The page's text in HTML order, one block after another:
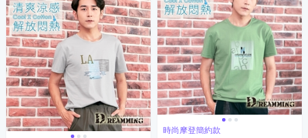
時尚摩登簡約款